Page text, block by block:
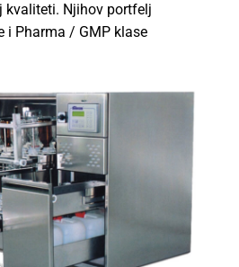
kvaliteti. Njihov portfelj
i Pharma / GMP klase